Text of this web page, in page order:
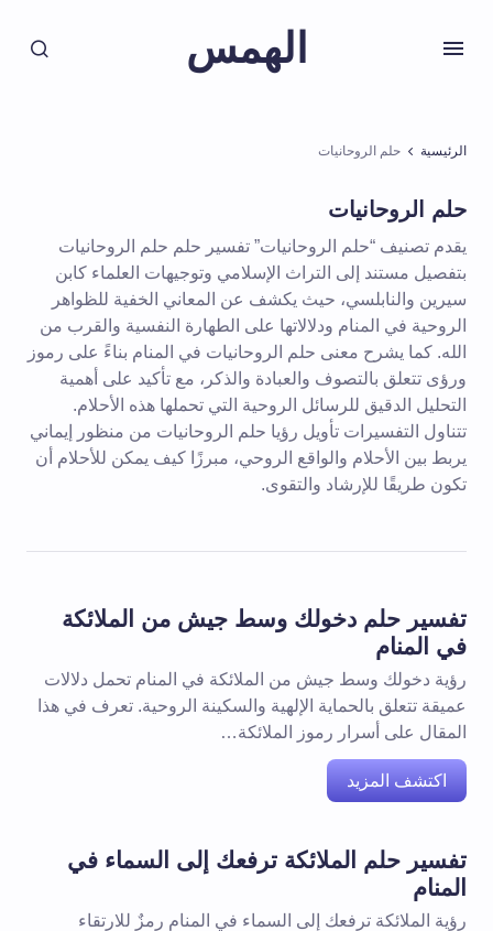
الهمس
الرئيسية حلم الروحانيات
حلم الروحانيات
يقدم تصنيف “حلم الروحانيات” تفسير حلم حلم الروحانيات
بتفصيل مستند إلى التراث الإسلامي وتوجيهات العلماء كابن
سيرين والنابلسي، حيث يكشف عن المعاني الخفية للظواهر
الروحية في المنام ودلالاتها على الطهارة النفسية والقرب من
الله. كما يشرح معنى حلم الروحانيات في المنام بناءً على رموز
ورؤى تتعلق بالتصوف والعبادة والذكر، مع تأكيد على أهمية
التحليل الدقيق للرسائل الروحية التي تحملها هذه الأحلام.
تتناول التفسيرات تأويل رؤيا حلم الروحانيات من منظور إيماني
يربط بين الأحلام والواقع الروحي، مبرزًا كيف يمكن للأحلام أن
تكون طريقًا للإرشاد والتقوى.
تفسير حلم دخولك وسط جيش من الملائكة
في المنام
رؤية دخولك وسط جيش من الملائكة في المنام تحمل دلالات
عميقة تتعلق بالحماية الإلهية والسكينة الروحية. تعرف في هذا
المقال على أسرار رموز الملائكة…
اكتشف المزيد
تفسير حلم الملائكة ترفعك إلى السماء في
المنام
رؤية الملائكة ترفعك إلى السماء في المنام رمزٌ للارتقاء